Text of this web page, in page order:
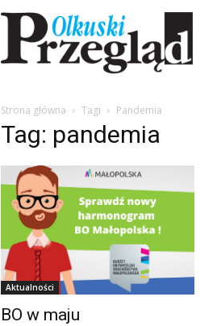
Przegląd
Olkuski
Strona główna Tagi Pandemia
Tag: pandemia
Aktualności
BO w maju